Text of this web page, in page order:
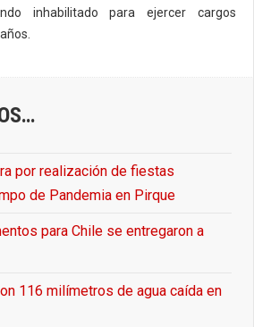
inhabilitado para ejercer cargos
por realización de fiestas
de Pandemia en Pirque
para Chile se entregaron a
116 milímetros de agua caída en